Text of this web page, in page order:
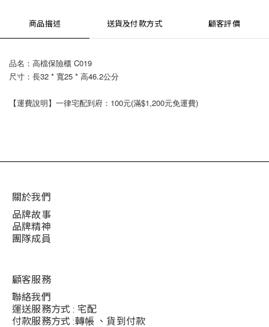
商品描述 送貨及付款方式 顧客評價
品名：高檔保險櫃 C019
尺寸：長32 * 寬25 * 高46.2公分
【運費說明】一律宅配到府：100元(滿$1,200元免運費)
關於我們
品牌故事
品牌精神
團隊成員
顧客服務
聯絡我們
運送服務方式 : 宅配
付款服務方式 :轉帳 、貨到付款